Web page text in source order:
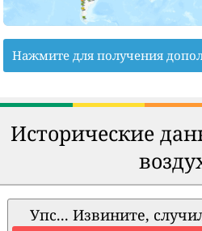
Нажмите для получения
Исторические
Упс... Извините,